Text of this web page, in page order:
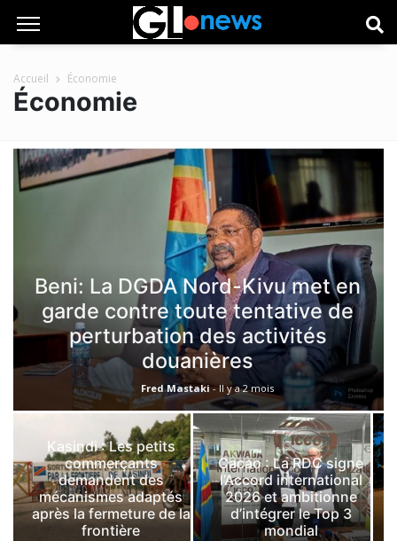
Accueil Économie
Économie
Beni: La DGDA Nord-Kivu met en
garde contre toute tentative de
perturbation des activités
douanières
Fred Mastaki- Il y a 2 mois
Kasindi : Les petits
commerçants
demandent des
mécanismes adaptés
après la fermeture de la
frontière
Cacao : La RDC signe
l’Accord international
2026 et ambitionne
d’intégrer le Top 3
mondial